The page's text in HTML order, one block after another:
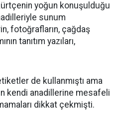
yoğun konuşulduğu
sunum
fotoğrafların, çağdaş
tanıtım yazıları,
de kullanmıştı ama
kendi anadillerine mesafeli
dikkat çekmişti.